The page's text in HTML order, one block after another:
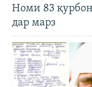
Номи 83
дар марз